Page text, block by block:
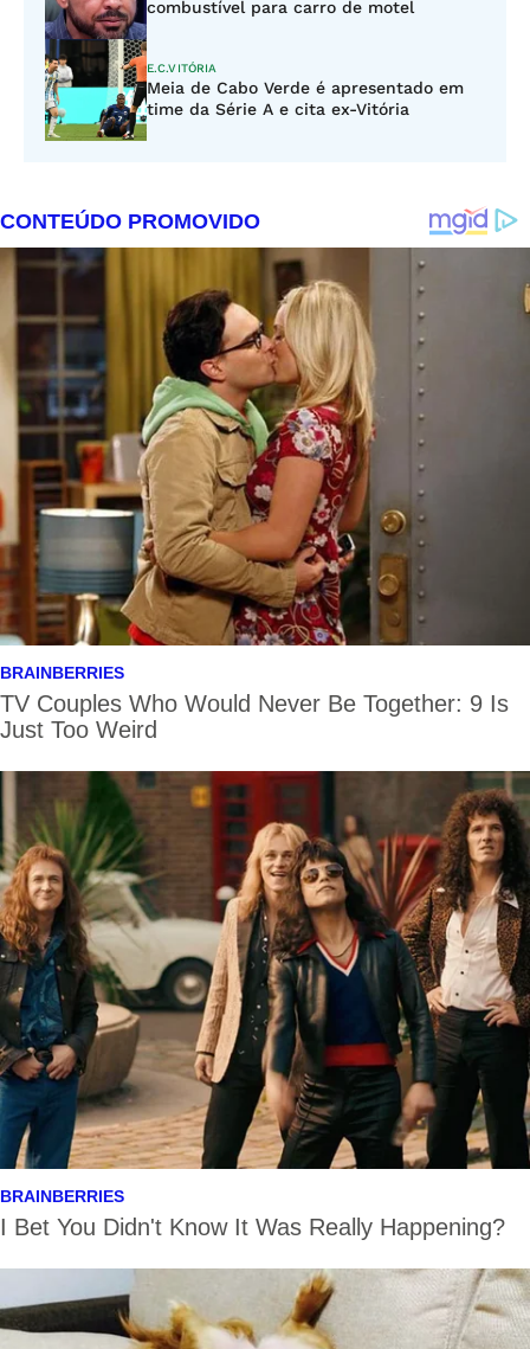
combustível para carro de motel
E.C.VITÓRIA
Meia de Cabo Verde é apresentado em
time da Série A e cita ex-Vitória